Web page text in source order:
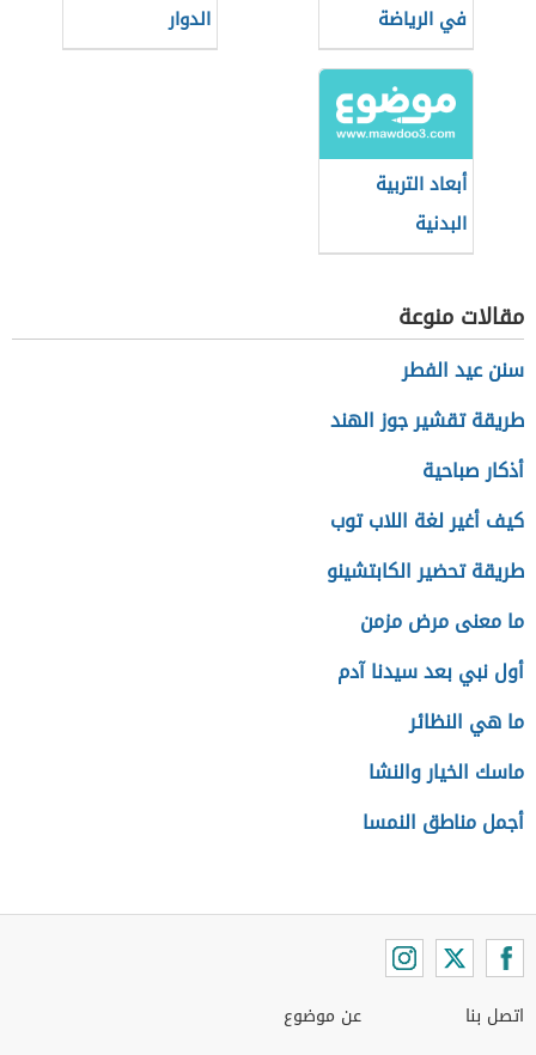
في الرياضة
الدوار
أبعاد التربية
البدنية
مقالات منوعة
سنن عيد الفطر
طريقة تقشير جوز الهند
أذكار صباحية
كيف أغير لغة اللاب توب
طريقة تحضير الكابتشينو
ما معنى مرض مزمن
أول نبي بعد سيدنا آدم
ما هي النظائر
ماسك الخيار والنشا
أجمل مناطق النمسا
اتصل بنا
عن موضوع